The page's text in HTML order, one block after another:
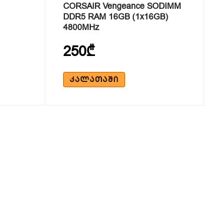
CORSAIR Vengeance SODIMM
DDR5 RAM 16GB (1x16GB)
4800MHz
250₾
ᲙᲐᲚᲐᲗᲐᲨᲘ